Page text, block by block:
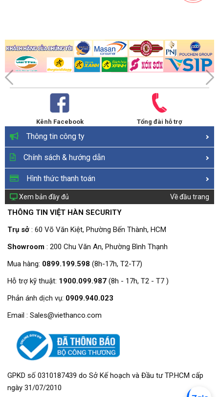
Kênh Facebook Tổng đài hỗ trợ
Thông tin công ty
Chính sách & hướng dẫn
Hình thức thanh toán
Xem bản đầy đủ Về đầu trang
THÔNG TIN VIỆT HÀN SECURITY
Trụ sở : 60 Võ Văn Kiệt, Phường Bến Thành, HCM
Showroom : 200 Chu Văn An, Phường Bình Thạnh
Mua hàng: 0899.199.598 (8h-17h, T2-T7)
Hỗ trợ kỹ thuật: 1900.099.987 (8h - 17h, T2 - T7 )
Phản ánh dịch vụ: 0909.940.023
Email : Sales@viethanco.com
GPKD số 0310187439 do Sở Kế hoạch và Đầu tư TP.HCM cấp
ngày 31/07/2010